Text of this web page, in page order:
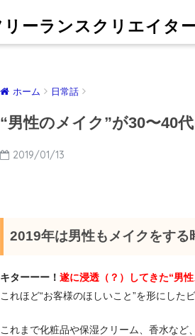
ホーム 日常話
“男性のメイク”が30〜40
2019/01/13
2019年は男性もメイクをする
キターーー！ 遂に浸透（？）してきた“男
これほど“お客様のほしいこと”を形にした
これまで化粧品や保湿クリーム、香水など